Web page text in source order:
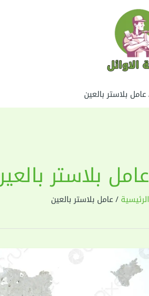
عامل بلاستر بالعين
عامل بلاستر
الرئيسية عامل بلاستر بالعين